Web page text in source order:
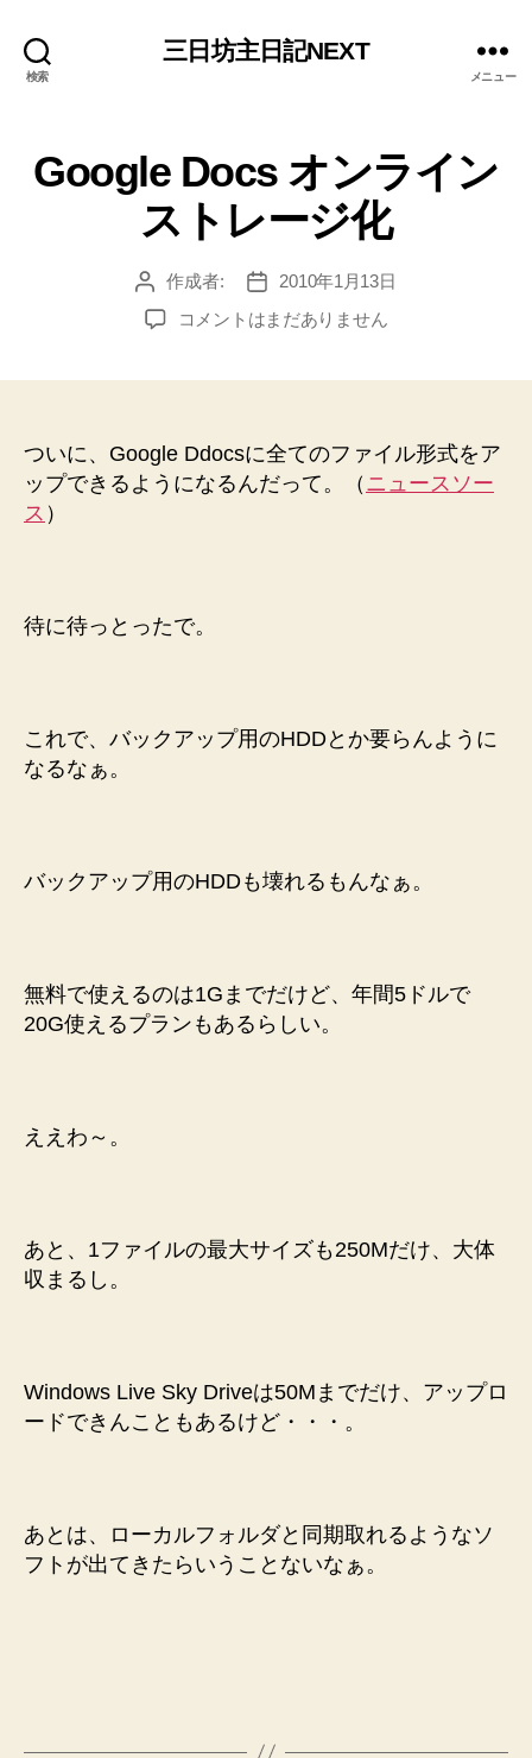
検索
三日坊主日記NEXT
メニュー
Google Docs オンライン
ストレージ化
投
稿
者
作成者:
投
稿
日
2010年1月13日
Google
イ
ン
化
コメントはまだありません
ついに、Google Ddocsに全てのファイル形式をア
ップできるようになるんだって。（ ニュースソー
ス ）
待に待っとったで。
これで、バックアップ用のHDDとか要らんように
なるなぁ。
バックアップ用のHDDも壊れるもんなぁ。
無料で使えるのは1Gまでだけど、年間5ドルで
20G使えるプランもあるらしい。
ええわ～。
あと、1ファイルの最大サイズも250Mだけ、大体
収まるし。
Windows Live Sky Driveは50Mまでだけ、アップロ
ードできんこともあるけど・・・。
あとは、ローカルフォルダと同期取れるようなソ
フトが出てきたらいうことないなぁ。